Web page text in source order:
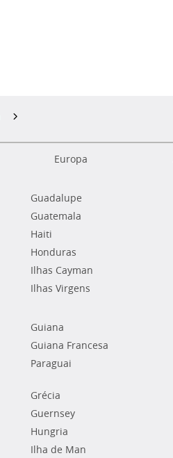
Europa
Guadalupe
Guatemala
Haiti
Honduras
Ilhas Cayman
Ilhas Virgens
Guiana
Guiana Francesa
Paraguai
Grécia
Guernsey
Hungria
Ilha de Man